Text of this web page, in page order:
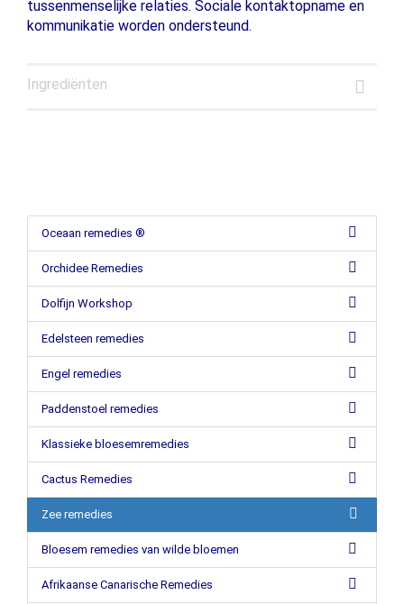
tussenmenselijke relaties. Sociale kontaktopname en
kommunikatie worden ondersteund.
Ingrediënten
Oceaan remedies ®
Orchidee Remedies
Dolfijn Workshop
Edelsteen remedies
Engel remedies
Paddenstoel remedies
Klassieke bloesemremedies
Cactus Remedies
Zee remedies
Bloesem remedies van wilde bloemen
Afrikaanse Canarische Remedies